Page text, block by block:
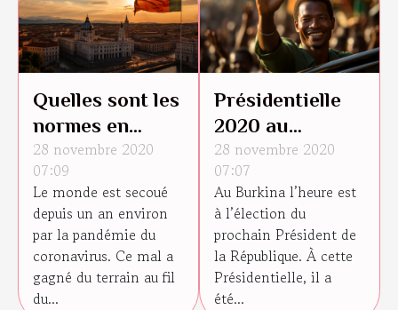
Quelles sont les
normes en
vigueur en
Italie suite au
covid 19
28 novembre 2020
07:09
Le monde est secoué
depuis un an environ
par la pandémie du
coronavirus. Ce mal a
gagné du terrain au fil
du...
Présidentielle
2020 au
Burkina Faso :
qui sont les
candidats en
lice
28 novembre 2020
07:07
Au Burkina l’heure est
à l’élection du
prochain Président de
la République. À cette
Présidentielle, il a
été...